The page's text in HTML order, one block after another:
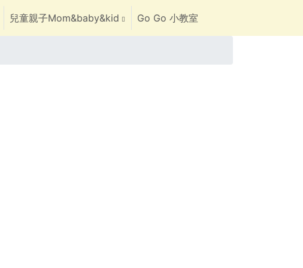
兒童親子Mom&baby&kid Go Go 小教室